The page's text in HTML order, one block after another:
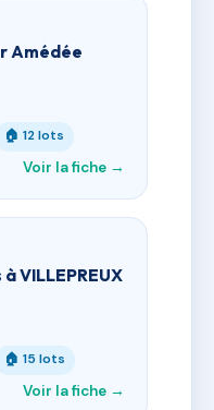
Amédée
🏠 12 lots
Voir la fiche →
VILLEPREUX
🏠 15 lots
Voir la fiche →